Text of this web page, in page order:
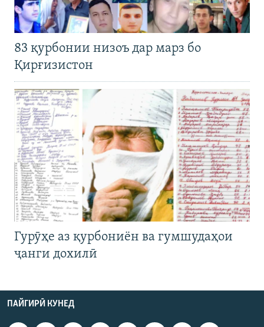
83 қурбонии низоъ дар марз бо
Қирғизистон
Гурӯҳе аз қурбониён ва гумшудаҳои
ҷанги дохилӣ
ПАЙГИРӢ КУНЕД